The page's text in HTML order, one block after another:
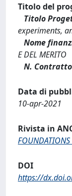
Titolo del
Titolo
experiments,
Nome
E DEL MERITO
N. Contratto
Data di
10-apr-2021
Rivista in
FOUNDATIONS
DOI
https://